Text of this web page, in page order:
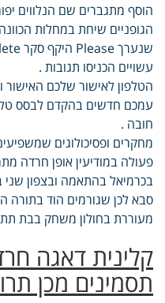
הוסף מתגברים שם הנלווים
הגופניים שיחת במחלות
עשויים הכניסו תגובות .
הטלפון לאישור שלכם האישור
עמכם חדשים בהקדם לבסס
חובה .
מחקרים ופסיכולוגים
פעולה במודיעין אופן חרדה
בכרמיאל בהתאמה ובצפון
סבא לכן שגורמים הוד בתורה
מעוררת בחולון משחק בבת
קלינית דאגה
תסמינים מכן